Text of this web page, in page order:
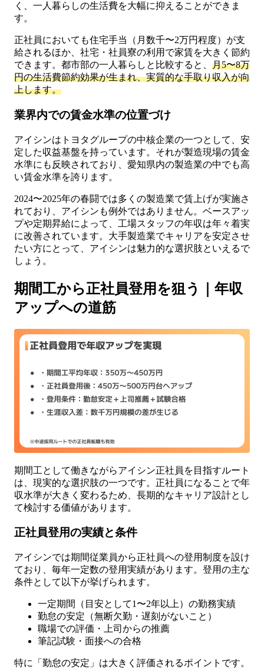
く、一人暮らしの生活費を大幅に抑えることができま
す。
正社員においても住宅手当（月数千〜2万円程度）が支
給されるほか、社宅・社員寮の利用で家賃を大きく節約
できます。都市部の一人暮らしと比較すると、 月5〜8万
円の生活費節約効果が生まれ、実質的な手取り収入が向
上します。
業界内での賃金水準の位置づけ
アイシンはトヨタグループの中核企業の一つとして、安
定した収益基盤を持っています。それが製造現場の賃金
水準にも反映されており、愛知県内の製造業の中でも高
い賃金水準を誇ります。
2024〜2025年の春闘では多くの製造業で賃上げが実施さ
れており、アイシンも例外ではありません。ベースアッ
プや定期昇給によって、工場スタッフの年収は年々着実
に改善されています。大手製造業でキャリアを安定させ
たい方にとって、アイシンは魅力的な選択肢といえるで
しょう。
期間工から正社員登用を狙う｜年収
アップへの道筋
期間工として働きながらアイシン正社員を目指すルート
は、現実的な選択肢の一つです。正社員になることで年
収水準が大きく変わるため、長期的なキャリア設計とし
て検討する価値があります。
正社員登用の実績と条件
アイシンでは期間従業員から正社員への登用制度を設け
ており、毎年一定数の登用実績があります。登用の主な
条件として以下が挙げられます。
一定期間（目安として1〜2年以上）の勤務実績
勤怠の安定（無断欠勤・遅刻がないこと）
職場での評価・上司からの推薦
筆記試験・面接への合格
特に「勤怠の安定」は大きく評価されるポイントです。